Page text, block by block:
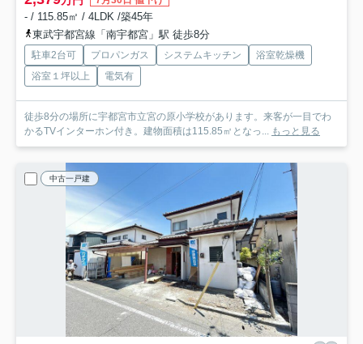
- / 115.85㎡ / 4LDK /築45年
東武宇都宮線「南宇都宮」駅 徒歩8分
駐車2台可 プロパンガス システムキッチン
浴室乾燥機
浴室１坪以上
電気有
徒歩8分の場所に宇都宮市立宮の原小学校があります。来客が一目でわ
かるTVインターホン付き。建物面積は115.85㎡となっ... もっと見る
中古一戸建